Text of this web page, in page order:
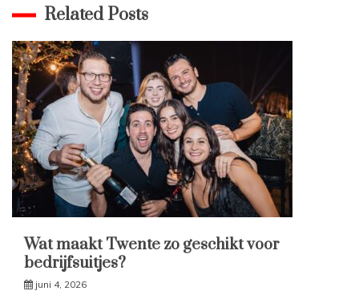
Related Posts
Wat maakt Twente zo geschikt voor
bedrijfsuitjes?
juni 4, 2026